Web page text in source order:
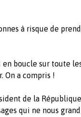
à risque de
boucle sur toute
On a compris !
de la
qui ne nous